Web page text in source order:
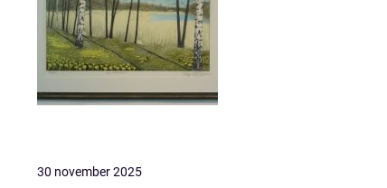
30 november 2025